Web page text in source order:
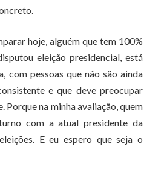
hoje, alguém que tem 100%
eleição presidencial, está
com pessoas que não são ainda
e que deve preocupar
Porque na minha avaliação, quem
com a atual presidente da
E eu espero que seja o